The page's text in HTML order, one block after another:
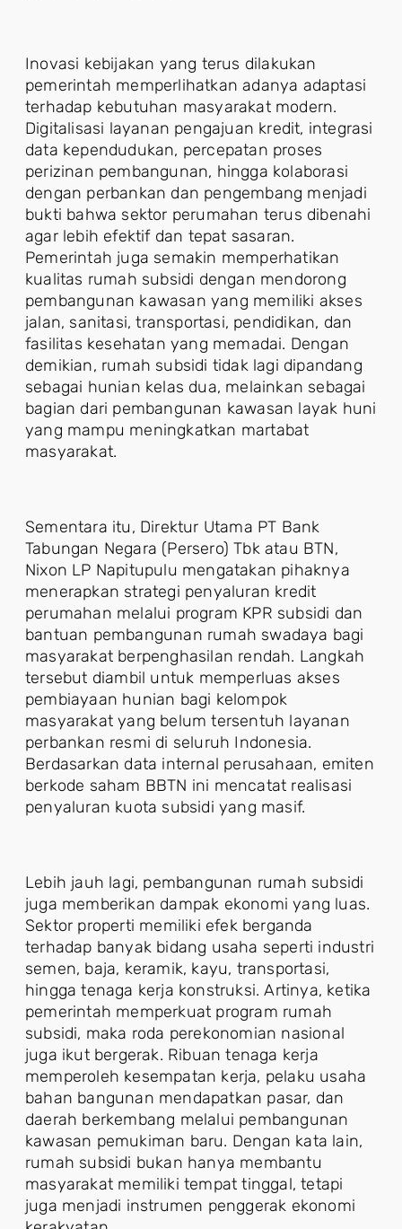
Inovasi kebijakan yang terus dilakukan
pemerintah memperlihatkan adanya adaptasi
terhadap kebutuhan masyarakat modern.
Digitalisasi layanan pengajuan kredit, integrasi
data kependudukan, percepatan proses
perizinan pembangunan, hingga kolaborasi
dengan perbankan dan pengembang menjadi
bukti bahwa sektor perumahan terus dibenahi
agar lebih efektif dan tepat sasaran.
Pemerintah juga semakin memperhatikan
kualitas rumah subsidi dengan mendorong
pembangunan kawasan yang memiliki akses
jalan, sanitasi, transportasi, pendidikan, dan
fasilitas kesehatan yang memadai. Dengan
demikian, rumah subsidi tidak lagi dipandang
sebagai hunian kelas dua, melainkan sebagai
bagian dari pembangunan kawasan layak huni
yang mampu meningkatkan martabat
masyarakat.
Sementara itu, Direktur Utama PT Bank
Tabungan Negara (Persero) Tbk atau BTN,
Nixon LP Napitupulu mengatakan pihaknya
menerapkan strategi penyaluran kredit
perumahan melalui program KPR subsidi dan
bantuan pembangunan rumah swadaya bagi
masyarakat berpenghasilan rendah. Langkah
tersebut diambil untuk memperluas akses
pembiayaan hunian bagi kelompok
masyarakat yang belum tersentuh layanan
perbankan resmi di seluruh Indonesia.
Berdasarkan data internal perusahaan, emiten
berkode saham BBTN ini mencatat realisasi
penyaluran kuota subsidi yang masif.
Lebih jauh lagi, pembangunan rumah subsidi
juga memberikan dampak ekonomi yang luas.
Sektor properti memiliki efek berganda
terhadap banyak bidang usaha seperti industri
semen, baja, keramik, kayu, transportasi,
hingga tenaga kerja konstruksi. Artinya, ketika
pemerintah memperkuat program rumah
subsidi, maka roda perekonomian nasional
juga ikut bergerak. Ribuan tenaga kerja
memperoleh kesempatan kerja, pelaku usaha
bahan bangunan mendapatkan pasar, dan
daerah berkembang melalui pembangunan
kawasan pemukiman baru. Dengan kata lain,
rumah subsidi bukan hanya membantu
masyarakat memiliki tempat tinggal, tetapi
juga menjadi instrumen penggerak ekonomi